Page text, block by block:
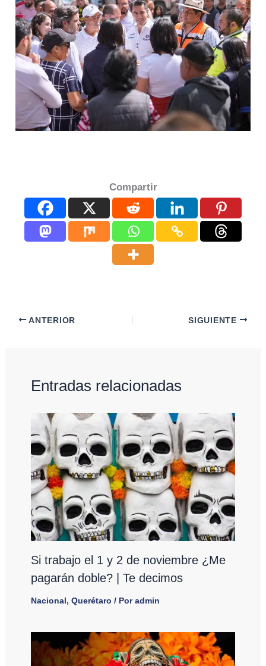
Compartir
ANTERIOR SIGUIENTE
Entradas relacionadas
Si trabajo el 1 y 2 de noviembre ¿Me
pagarán doble? | Te decimos
Nacional, Querétaro / Poradmin